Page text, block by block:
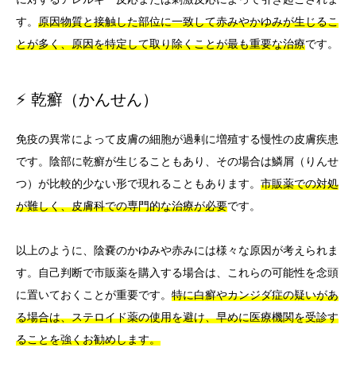
す。 原因物質と接触した部位に一致して赤みやかゆみが生じるこ
とが多く、原因を特定して取り除くことが最も重要な治療です。
⚡ 乾癬（かんせん）
免疫の異常によって皮膚の細胞が過剰に増殖する慢性の皮膚疾患
です。陰部に乾癬が生じることもあり、その場合は鱗屑（りんせ
つ）が比較的少ない形で現れることもあります。 市販薬での対処
が難しく、皮膚科での専門的な治療が必要です。
以上のように、陰嚢のかゆみや赤みには様々な原因が考えられま
す。自己判断で市販薬を購入する場合は、これらの可能性を念頭
に置いておくことが重要です。 特に白癬やカンジダ症の疑いがあ
る場合は、ステロイド薬の使用を避け、早めに医療機関を受診す
ることを強くお勧めします。